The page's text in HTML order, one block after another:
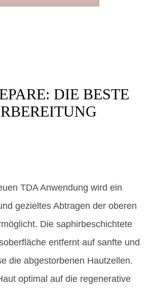
DIE BESTE
TDA Anwendung wird ein
gezieltes Abtragen der oberen
Die saphirbeschichtete
entfernt auf sanfte und
die abgestorbenen Hautzellen.
optimal auf die regenerative